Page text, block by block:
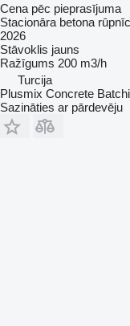
Cena pēc pieprasījuma
Stacionāra betona
2026
Stāvoklis jauns
Ražīgums 200 m3/h
Turcija
Plusmix Concrete
Sazināties ar pārdevēju